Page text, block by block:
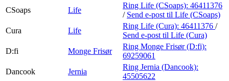
CSoaps
Life
Ring Life (CSoaps): 46411376
/ Send e-post til Life (CSoaps)
Cura
Life
Ring Life (Cura): 46411376 /
Send e-post til Life (Cura)
D:fi
Monge Frisør
Ring Monge Frisør (D:fi):
69259061
Dancook
Jernia
Ring Jernia (Dancook):
45505622